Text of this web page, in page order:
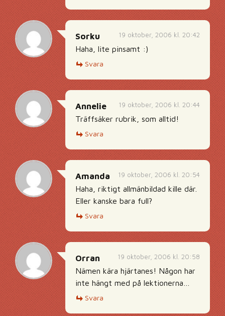
19 oktober, 2006 kl. 20:42
Sorku
Haha, lite pinsamt :)
Svara
19 oktober, 2006 kl. 20:44
Annelie
Träffsäker rubrik, som alltid!
Svara
19 oktober, 2006 kl. 20:54
Amanda
Haha, riktigt allmänbildad kille där.
Eller kanske bara full?
Svara
19 oktober, 2006 kl. 20:58
Orran
Nämen kära hjärtanes! Någon har
inte hängt med på lektionerna…
Svara